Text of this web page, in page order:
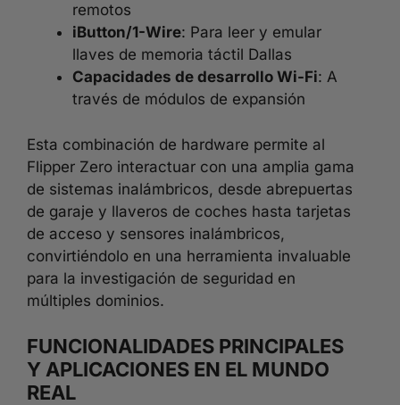
remotos
iButton/1-Wire: Para leer y emular
llaves de memoria táctil Dallas
Capacidades de desarrollo Wi-Fi: A
través de módulos de expansión
Esta combinación de hardware permite al
Flipper Zero interactuar con una amplia gama
de sistemas inalámbricos, desde abrepuertas
de garaje y llaveros de coches hasta tarjetas
de acceso y sensores inalámbricos,
convirtiéndolo en una herramienta invaluable
para la investigación de seguridad en
múltiples dominios.
FUNCIONALIDADES PRINCIPALES
Y APLICACIONES EN EL MUNDO
REAL